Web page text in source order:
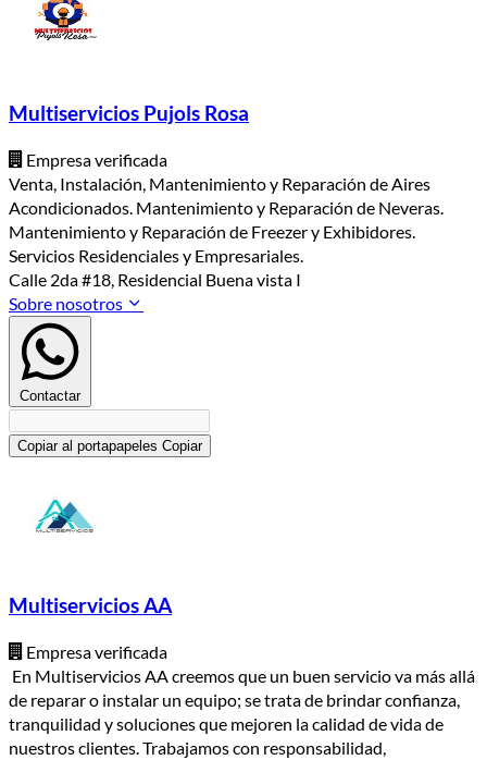
Multiservicios Pujols Rosa
Empresa verificada
Venta, Instalación, Mantenimiento y Reparación de Aires
Acondicionados. Mantenimiento y Reparación de Neveras.
Mantenimiento y Reparación de Freezer y Exhibidores.
Servicios Residenciales y Empresariales.
Calle 2da #18, Residencial Buena vista I
Sobre nosotros
Contactar
Copiar al portapapeles Copiar
Multiservicios AA
Empresa verificada
En Multiservicios AA creemos que un buen servicio va más allá
de reparar o instalar un equipo; se trata de brindar confianza,
tranquilidad y soluciones que mejoren la calidad de vida de
nuestros clientes. Trabajamos con responsabilidad,